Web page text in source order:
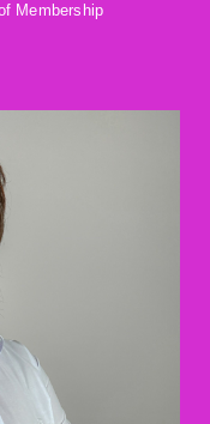
Membership